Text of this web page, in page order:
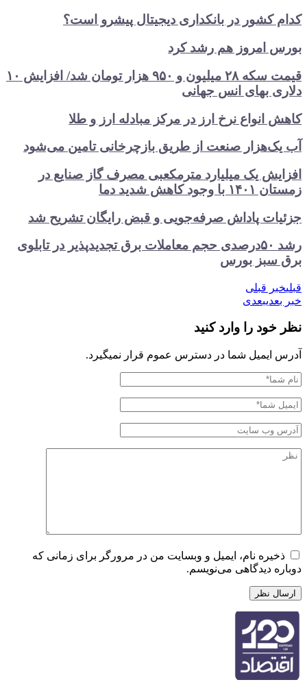
کدام کشور در بانکداری دیجیتال پیشرو است؟
بورس امروز هم رشد کرد
قیمت سکه ۲۸ میلیون و ۹۵۰ هزار تومان شد/ افزایش ۱۰
دلاری بهای انس جهانی
کاهش انواع نرخ ارز در مرکز مبادله ارز و طلا
آب یک‌هزار صنعت از طریق بازچرخانی تامین می‌شود
افزایش یک میلیارد مترمکعبی مصرف گاز صنایع در
زمستان ۱۴۰۱ با وجود کاهش شدید دما
جزئیات پاداش صرفه‌جویی و قبض رایگان تشریح شد
رشد ۵۰درصدی حجم معاملات برق تجدیدپذیر در تابلوی
برق سبز بورس
قبلیخبر قبلی
خبر بعدیبعدی
نظر خود را وارد کنید
آدرس ایمیل شما در دسترس عموم قرار نمیگیرد.
ذخیره نام، ایمیل و وبسایت من در مرورگر برای زمانی که
دوباره دیدگاهی می‌نویسم.